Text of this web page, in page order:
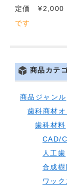
定価 ¥2,000
です
商品カテ
商品ジャンル
歯科商材
歯科材料
CAD/
人工歯
合成樹
ワック